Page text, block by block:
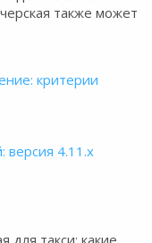
также может
критерии
версия 4.11.x